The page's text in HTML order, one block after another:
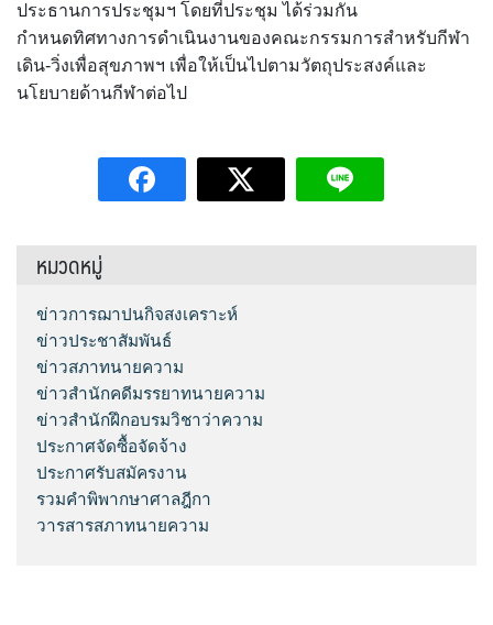
ประธานการประชุมฯ โดยที่ประชุม ได้ร่วมกัน
กำหนดทิศทางการดำเนินงานของคณะกรรมการสำหรับกีฬา
เดิน-วิ่งเพื่อสุขภาพฯ เพื่อให้เป็นไปตามวัตถุประสงค์และ
นโยบายด้านกีฬาต่อไป
หมวดหมู่
ข่าวการฌาปนกิจสงเคราะห์
ข่าวประชาสัมพันธ์
ข่าวสภาทนายความ
ข่าวสำนักคดีมรรยาทนายความ
ข่าวสำนักฝึกอบรมวิชาว่าความ
ประกาศจัดซื้อจัดจ้าง
ประกาศรับสมัครงาน
รวมคำพิพากษาศาลฎีกา
วารสารสภาทนายความ